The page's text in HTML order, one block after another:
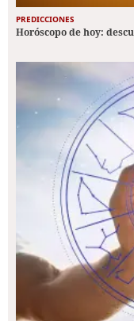
PREDICCIONES
Horóscopo de hoy: